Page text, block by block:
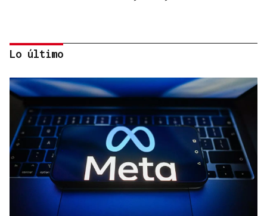
Lalo Pavón
O AFIADOR
Un día haberá autobuses
Lo último